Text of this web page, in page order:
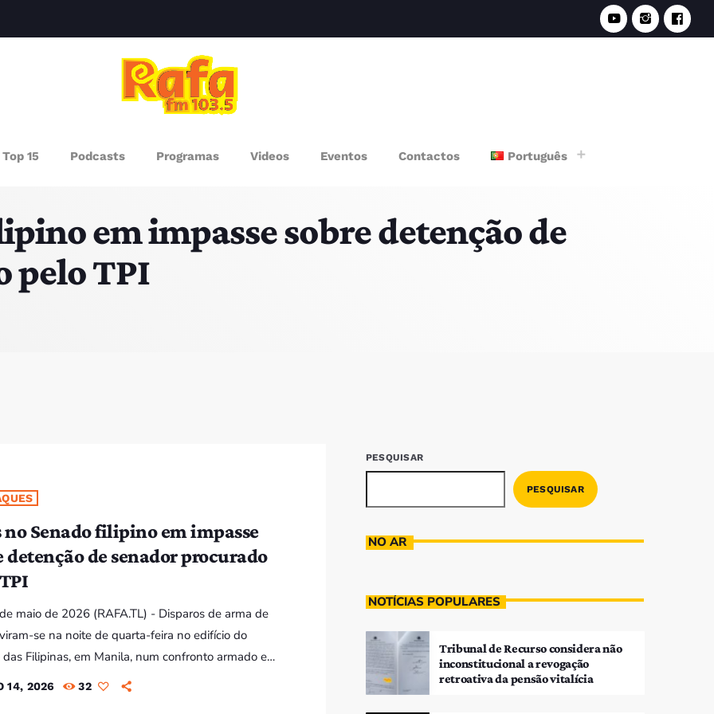
Top 15 Podcasts Programas Videos Eventos Contactos Português
SOMOS
em impasse sobre detenção de
pelo TPI
no Senado filipino em impasse
detenção de senador procurado
maio de 2026 (RAFA.TL) - Disparos de arma de
se na noite de quarta-feira no edifício do
das Filipinas, em Manila, num confronto armado em
tentativa de detenção do senador Ronald "Bato"
14, 2026 32
PESQUISAR
PESQUISAR
NO AR
NOTÍCIAS POPULARES
Tribunal de Recurso considera não
inconstitucional a revogação
retroativa da pensão vitalícia